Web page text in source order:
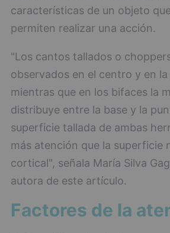
características de un objeto
permiten realizar una acción.
"Los cantos tallados o
observados en el centro y en
mientras que en los bifaces la
distribuye entre la base y la
superficie tallada de ambas
más atención que la superficie
cortical", señala María Silva
autora de este artículo.
Factores de la